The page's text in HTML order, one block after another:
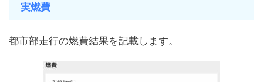
実燃費
都市部走行の燃費結果を記載します。